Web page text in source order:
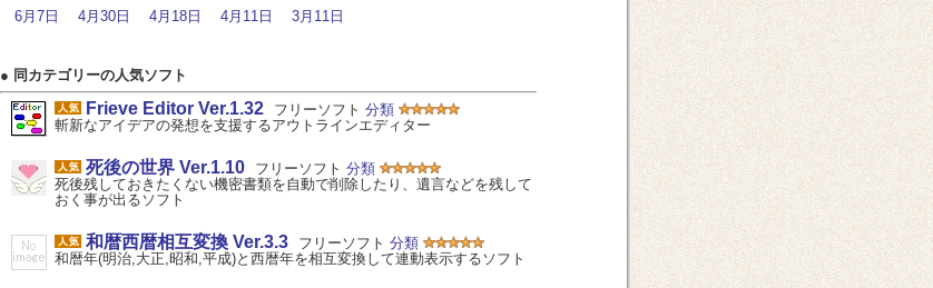
6月7日
4月30日 4月18日 4月11日 3月11日
● 同カテゴリーの人気ソフト
Frieve Editor Ver.1.32 フリーソフト 分類
斬新なアイデアの発想を支援するアウトラインエディター
死後の世界 Ver.1.10 フリーソフト 分類
死後残しておきたくない機密書類を自動で削除したり、遺言などを残して
おく事が出るソフト
和暦西暦相互変換 Ver.3.3 フリーソフト 分類
和暦年(明治,大正,昭和,平成)と西暦年を相互変換して連動表示するソフト